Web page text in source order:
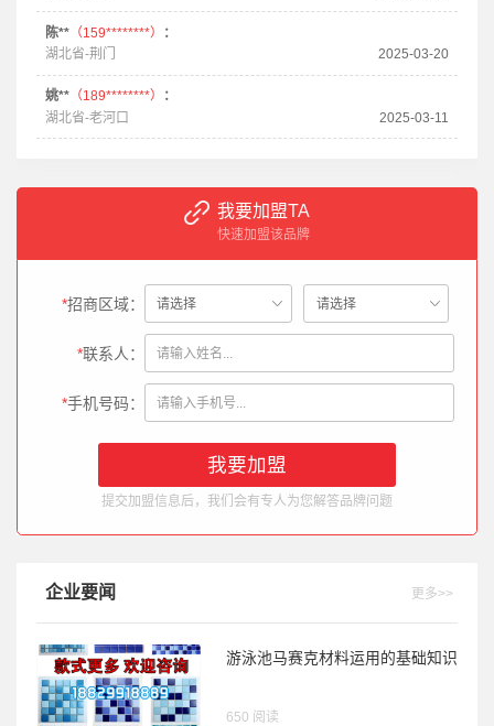
陈**（159********）
：
湖北省-荆门
2025-03-20
姚**（189********）
：
湖北省-老河口
2025-03-11
我要加盟TA
快速加盟该品牌
*招商区域：
*联系人：
*手机号码：
提交加盟信息后，我们会有专人为您解答品牌问题
企业要闻 更多>>
游泳池马赛克材料运用的基础知识
650 阅读